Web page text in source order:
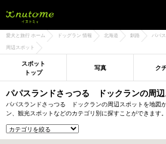
愛犬と旅行 ホーム ドッグラン 情報 北海道 釧路 パパ
周辺スポット
スポット
トップ
写真 ク
パパスランドさっつる ドックランの周辺
パパスランドさっつる ドックランの周辺スポットを地図
ン、観光スポットなどのカテゴリ別に探すことができます。